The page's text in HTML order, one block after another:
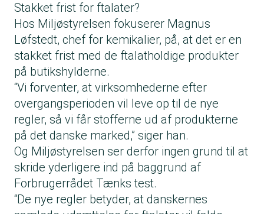
Stakket frist for ftalater?
Hos Miljøstyrelsen fokuserer Magnus
Løfstedt, chef for kemikalier, på, at det er en
stakket frist med de ftalatholdige produkter
på butikshylderne.
“Vi forventer, at virksomhederne efter
overgangsperioden vil leve op til de nye
regler, så vi får stofferne ud af produkterne
på det danske marked,” siger han.
Og Miljøstyrelsen ser derfor ingen grund til at
skride yderligere ind på baggrund af
Forbrugerrådet Tænks test.
“De nye regler betyder, at danskernes